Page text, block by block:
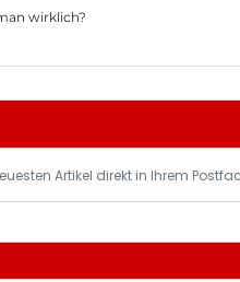
wirklich?
Artikel direkt in Ihrem